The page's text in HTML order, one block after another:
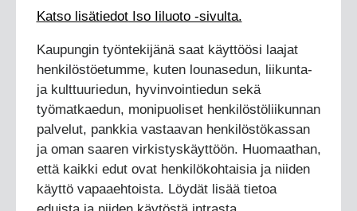
Katso lisätiedot Iso Iiluoto -sivulta.
Kaupungin työntekijänä saat käyttöösi laajat
henkilöstöetumme, kuten lounasedun, liikunta-
ja kulttuuriedun, hyvinvointiedun sekä
työmatkaedun, monipuoliset henkilöstöliikunnan
palvelut, pankkia vastaavan henkilöstökassan
ja oman saaren virkistyskäyttöön. Huomaathan,
että kaikki edut ovat henkilökohtaisia ja niiden
käyttö vapaaehtoista. Löydät lisää tietoa